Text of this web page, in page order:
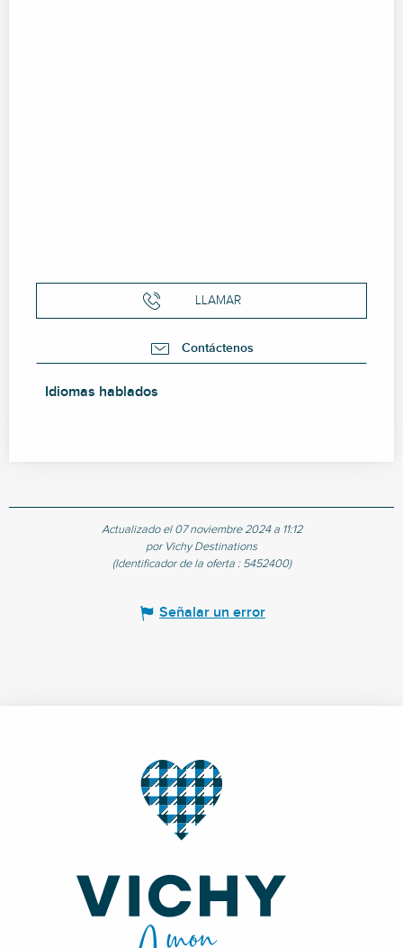
LLAMAR
Contáctenos
Idiomas hablados
Idiomas hablados
Actualizado el 07 noviembre 2024 a 11:12
por Vichy Destinations
(Identificador de la oferta : 5452400)
Señalar un error